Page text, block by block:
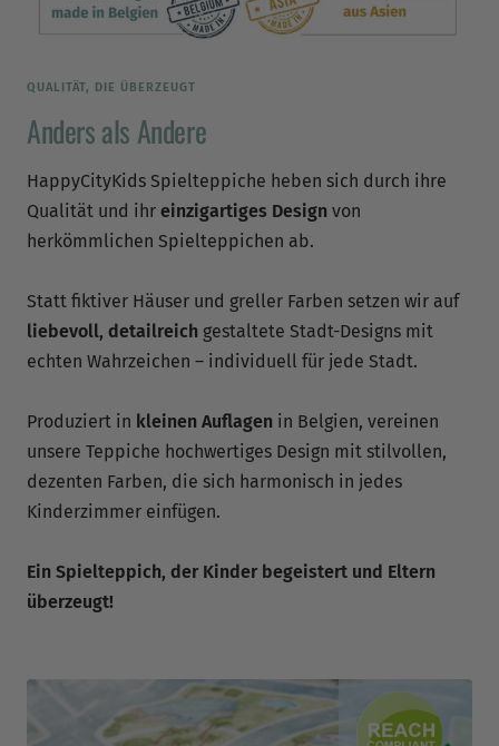
QUALITÄT, DIE ÜBERZEUGT
Anders als Andere
HappyCityKids Spielteppiche heben sich durch ihre
Qualität und ihr einzigartiges Design von
herkömmlichen Spielteppichen ab.
Statt fiktiver Häuser und greller Farben setzen wir auf
liebevoll, detailreich gestaltete Stadt-Designs mit
echten Wahrzeichen – individuell für jede Stadt.
Produziert in kleinen Auflagen in Belgien, vereinen
unsere Teppiche hochwertiges Design mit stilvollen,
dezenten Farben, die sich harmonisch in jedes
Kinderzimmer einfügen.
Ein Spielteppich, der Kinder begeistert und Eltern
überzeugt!